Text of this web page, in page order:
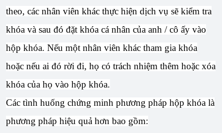
theo, các nhân viên khác thực hiện dịch vụ sẽ kiểm tra
khóa và sau đó đặt khóa cá nhân của anh / cô ấy vào
hộp khóa. Nếu một nhân viên khác tham gia khóa
hoặc nếu ai đó rời đi, họ có trách nhiệm thêm hoặc xóa
khóa của họ vào hộp khóa.
Các tình huống chứng minh phương pháp hộp khóa là
phương pháp hiệu quả hơn bao gồm: